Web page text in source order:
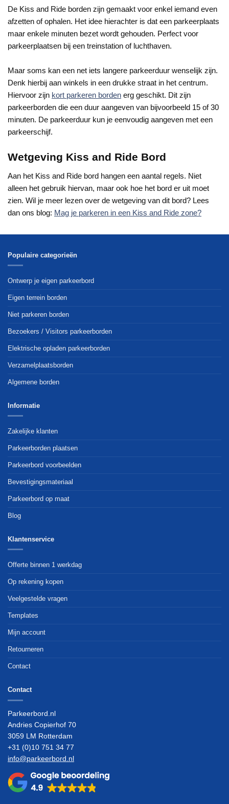
De Kiss and Ride borden zijn gemaakt voor enkel iemand even
afzetten of ophalen. Het idee hierachter is dat een parkeerplaats
maar enkele minuten bezet wordt gehouden. Perfect voor
parkeerplaatsen bij een treinstation of luchthaven.
Maar soms kan een net iets langere parkeerduur wenselijk zijn.
Denk hierbij aan winkels in een drukke straat in het centrum.
Hiervoor zijn kort parkeren borden erg geschikt. Dit zijn
parkeerborden die een duur aangeven van bijvoorbeeld 15 of 30
minuten. De parkeerduur kun je eenvoudig aangeven met een
parkeerschijf.
Wetgeving Kiss and Ride Bord
Aan het Kiss and Ride bord hangen een aantal regels. Niet
alleen het gebruik hiervan, maar ook hoe het bord er uit moet
zien. Wil je meer lezen over de wetgeving van dit bord? Lees
dan ons blog: Mag je parkeren in een Kiss and Ride zone?
Populaire categorieën
Ontwerp je eigen parkeerbord
Eigen terrein borden
Niet parkeren borden
Bezoekers / Visitors parkeerborden
Elektrische opladen parkeerborden
Verzamelplaatsborden
Algemene borden
Informatie
Zakelijke klanten
Parkeerborden plaatsen
Parkeerbord voorbeelden
Bevestigingsmateriaal
Parkeerbord op maat
Blog
Klantenservice
Offerte binnen 1 werkdag
Op rekening kopen
Veelgestelde vragen
Templates
Mijn account
Retourneren
Contact
Contact
Parkeerbord.nl
Andries Copierhof 70
3059 LM Rotterdam
+31 (0)10 751 34 77
info@parkeerbord.nl